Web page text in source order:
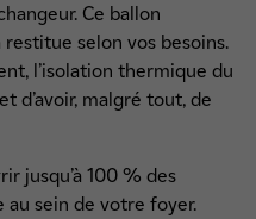
Ce ballon
restitue selon vos besoins.
l’isolation thermique du
d’avoir, malgré tout, de
jusqu’à 100 % des
au sein de votre foyer.